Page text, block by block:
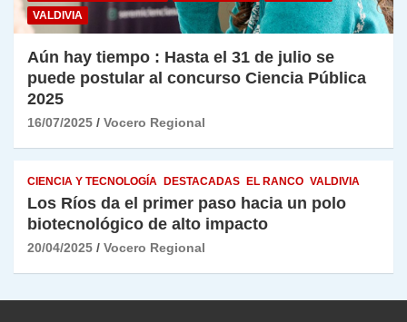
VALDIVIA
Aún hay tiempo : Hasta el 31 de julio se
puede postular al concurso Ciencia Pública
2025
16/07/2025 Vocero Regional
CIENCIA Y TECNOLOGÍA DESTACADAS EL RANCO VALDIVIA
Los Ríos da el primer paso hacia un polo
biotecnológico de alto impacto
20/04/2025 Vocero Regional